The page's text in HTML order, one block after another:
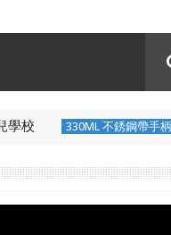
330ML 不銹鋼帶手柄保溫